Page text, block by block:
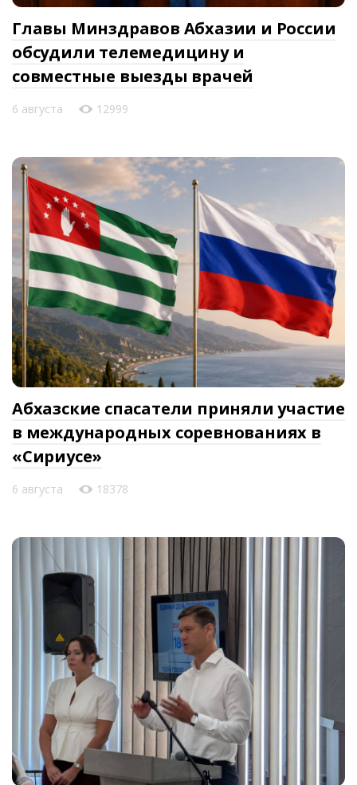
Главы Минздравов Абхазии и России
обсудили телемедицину и
совместные выезды врачей
6 августа 12999
Абхазские спасатели приняли участие
в международных соревнованиях в
«Сириусе»
6 августа 18378